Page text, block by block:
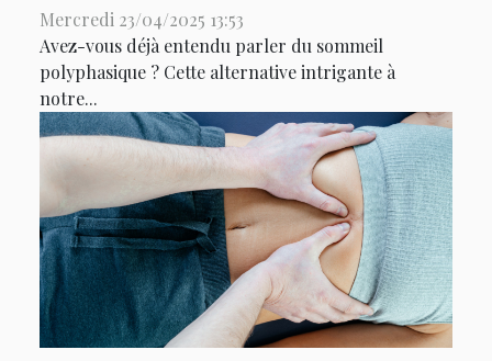
Mercredi 23/04/2025 13:53
Avez-vous déjà entendu parler du sommeil
polyphasique ? Cette alternative intrigante à
notre...